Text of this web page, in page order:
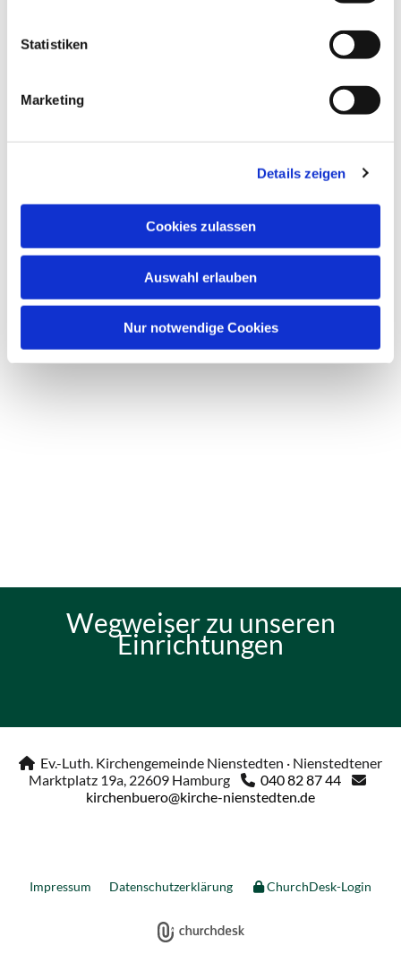
Statistiken
Marketing
Details zeigen
Cookies zulassen
Auswahl erlauben
Nur notwendige Cookies
Dies könnte Sie auch interessieren
Wegweiser zu unseren
Einrichtungen
 Ev.-Luth. Kirchengemeinde Nienstedten · Nienstedtener
Marktplatz 19a, 22609 Hamburg
 040 82 87 44 
kirchenbuero@kirche-nienstedten.de
Impressum Datenschutzerklärung ChurchDesk-Login